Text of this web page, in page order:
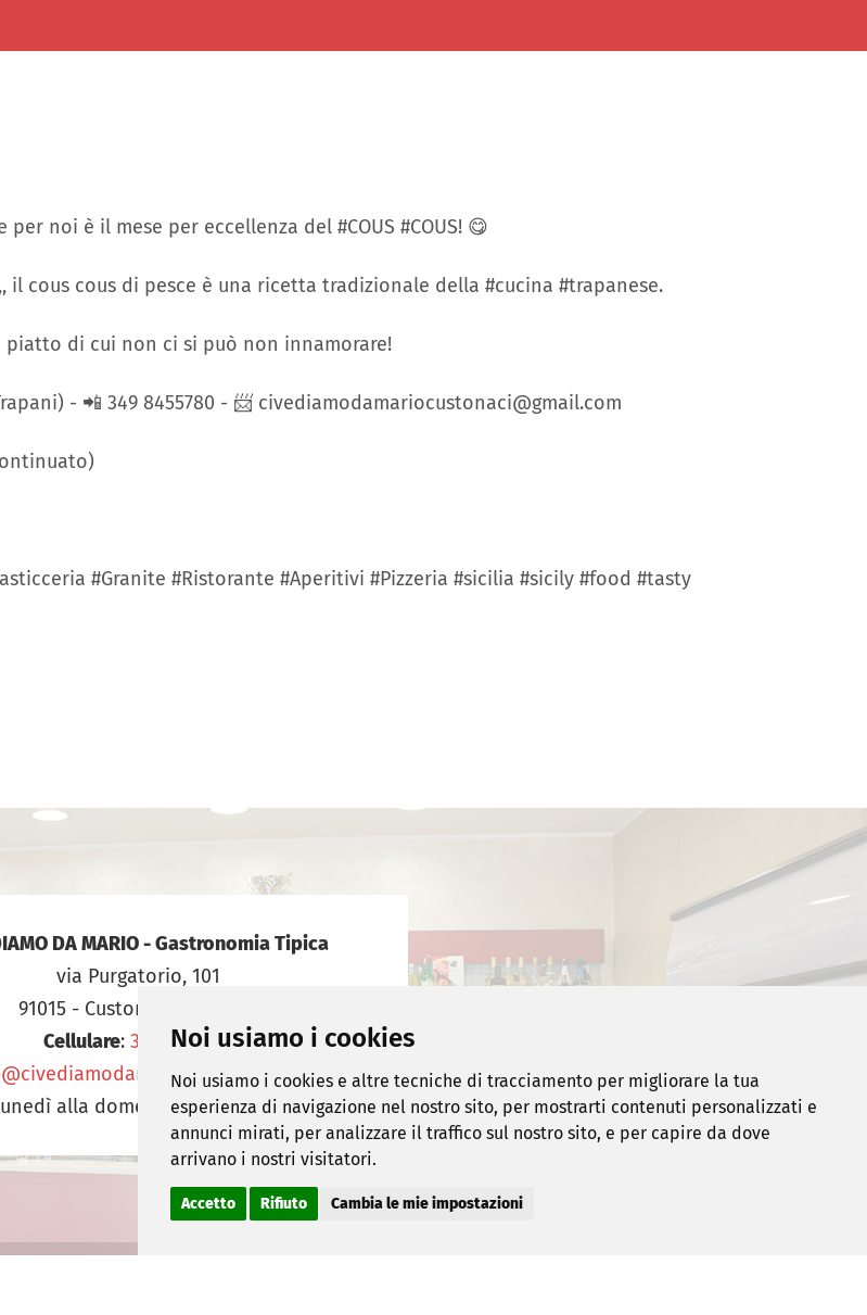
Noi usiamo i cookies
Noi usiamo i cookies e altre tecniche di tracciamento per migliorare la tua
esperienza di navigazione nel nostro sito, per mostrarti contenuti personalizzati e
annunci mirati, per analizzare il traffico sul nostro sito, e per capire da dove
arrivano i nostri visitatori.
Accetto Rifiuto Cambia le mie impostazioni
per noi è il mese per eccellenza del #COUS #COUS! 😋
cous cous di pesce è una ricetta tradizionale della #cucina #trapanese.
di cui non ci si può non innamorare!
- 📲 349 8455780 - 📨 civediamodamariocustonaci@gmail.com
#Granite #Ristorante #Aperitivi #Pizzeria #sicilia #sicily #food #tasty
DA MARIO - Gastronomia Tipica
via Purgatorio, 101
91015 - Custonaci (Trapani)
Cellulare: 376.0950170
alla domenicadalle 05:00 alle 24:00